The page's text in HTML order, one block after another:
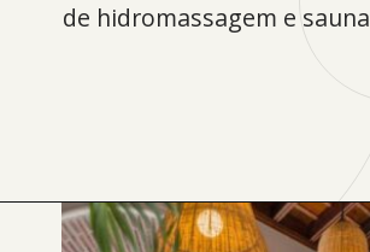
de hidromassagem e sauna
Opening